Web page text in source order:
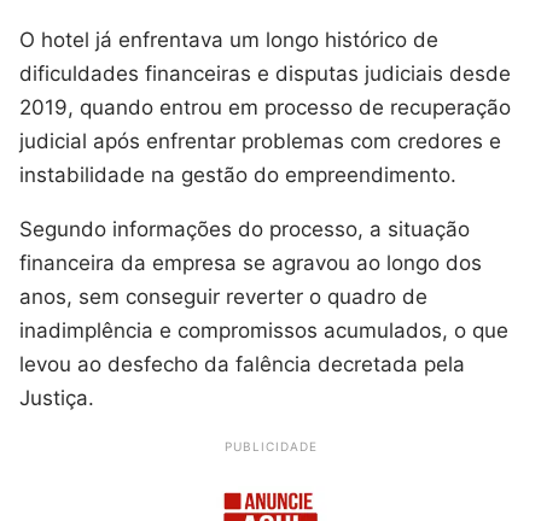
O hotel já enfrentava um longo histórico de
dificuldades financeiras e disputas judiciais desde
2019, quando entrou em processo de recuperação
judicial após enfrentar problemas com credores e
instabilidade na gestão do empreendimento.
Segundo informações do processo, a situação
financeira da empresa se agravou ao longo dos
anos, sem conseguir reverter o quadro de
inadimplência e compromissos acumulados, o que
levou ao desfecho da falência decretada pela
Justiça.
PUBLICIDADE